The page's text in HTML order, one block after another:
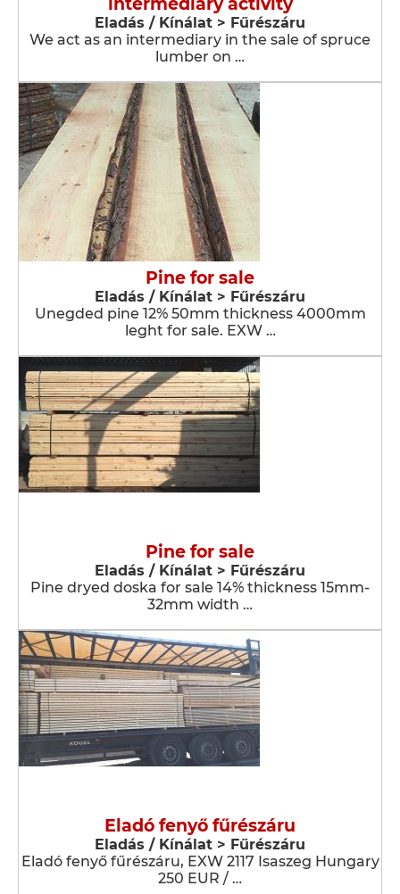
Eladás / Kínálat > Fűrészáru
We act as an intermediary in the sale of spruce
lumber on …
Pine for sale
Eladás / Kínálat > Fűrészáru
Unegded pine 12% 50mm thickness 4000mm
leght for sale. EXW …
Pine for sale
Eladás / Kínálat > Fűrészáru
Pine dryed doska for sale 14% thickness 15mm-
32mm width …
Eladó fenyő fűrészáru
Eladás / Kínálat > Fűrészáru
Eladó fenyő fűrészáru, EXW 2117 Isaszeg Hungary
250 EUR / …